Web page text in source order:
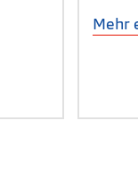
Mehr